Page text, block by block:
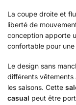
La coupe droite et
liberté de
conception apporte
confortable pour
Le design sans
différents vêtements
les saisons. Cette
casual peut être